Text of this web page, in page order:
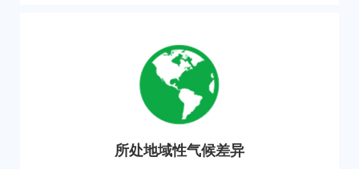
所处地域性气候差异